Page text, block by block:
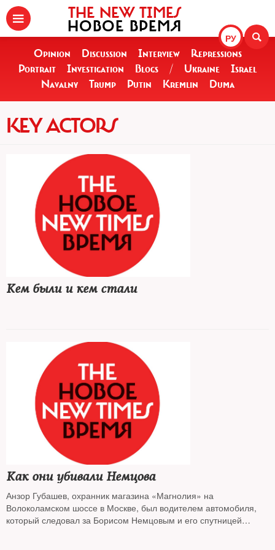
РУ
THE NEW TIMES
НОВОЕ ВРЕМЯ
Opinion Discussion Interview
Repressions
Portrait
Investigation Blogs / Ukraine
Israel
Navalny
Trump Putin Kremlin Duma
KEY ACTORS
Кем были и кем стали
Как они убивали Немцова
Анзор Губашев, охранник магазина «Магнолия» на
Волоколамском шоссе в Москве, был водителем автомобиля,
который следовал за Борисом Немцовым и его спутницей